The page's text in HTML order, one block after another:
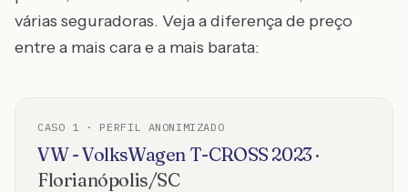
várias seguradoras. Veja a diferença de preço
entre a mais cara e a mais barata:
CASO 1 · PERFIL ANONIMIZADO
VW - VolksWagen T-CROSS 2023·
Florianópolis/SC